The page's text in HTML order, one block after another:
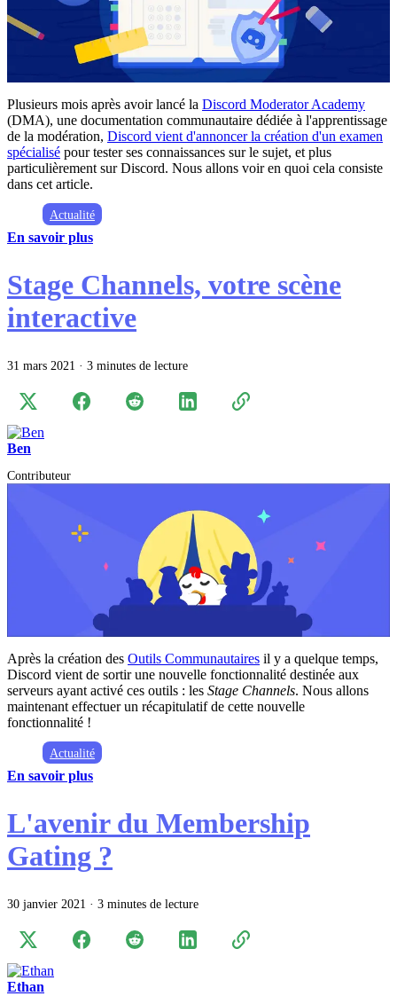
Plusieurs mois après avoir lancé la Discord Moderator Academy
(DMA), une documentation communautaire dédiée à l'apprentissage
de la modération, Discord vient d'annoncer la création d'un examen
spécialisé pour tester ses connaissances sur le sujet, et plus
particulièrement sur Discord. Nous allons voir en quoi cela consiste
dans cet article.
Actualité
En savoir plus
Stage Channels, votre scène
interactive
31 mars 2021 · 3 minutes de lecture
Ben
Contributeur
Après la création des Outils Communautaires il y a quelque temps,
Discord vient de sortir une nouvelle fonctionnalité destinée aux
serveurs ayant activé ces outils : les Stage Channels. Nous allons
maintenant effectuer un récapitulatif de cette nouvelle
fonctionnalité !
Actualité
En savoir plus
L'avenir du Membership
Gating ?
30 janvier 2021 · 3 minutes de lecture
Ethan